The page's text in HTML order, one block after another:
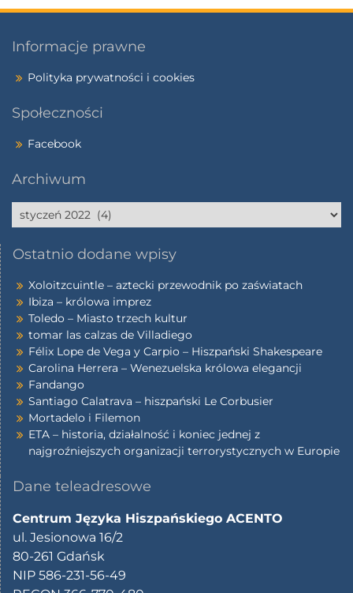
Informacje prawne
Polityka prywatności i cookies
Społeczności
Facebook
Archiwum
Archiwum
Ostatnio dodane wpisy
Xoloitzcuintle – aztecki przewodnik po zaświatach
Ibiza – królowa imprez
Toledo – Miasto trzech kultur
tomar las calzas de Villadiego
Félix Lope de Vega y Carpio – Hiszpański Shakespeare
Carolina Herrera – Wenezuelska królowa elegancji
Fandango
Santiago Calatrava – hiszpański Le Corbusier
Mortadelo i Filemon
ETA – historia, działalność i koniec jednej z
najgroźniejszych organizacji terrorystycznych w Europie
Dane teleadresowe
Centrum Języka Hiszpańskiego ACENTO
ul. Jesionowa 16/2
80-261 Gdańsk
NIP 586-231-56-49